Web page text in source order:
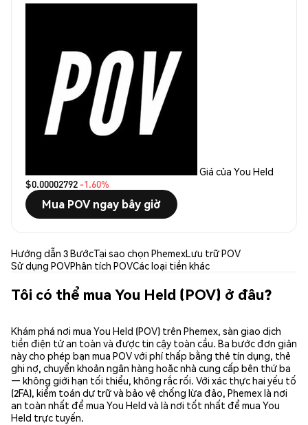
Giá của You Held
$0.00002792 -1.60%
Mua POV ngay bây giờ
Hướng dẫn 3 BướcTại sao chọn PhemexLưu trữ POV
Sử dụng POVPhân tích POVCác loại tiền khác
Tôi có thể mua You Held (POV) ở đâu?
Khám phá nơi mua You Held (POV) trên Phemex, sàn giao dịch
tiền điện tử an toàn và được tin cậy toàn cầu. Ba bước đơn giản
này cho phép bạn mua POV với phí thấp bằng thẻ tín dụng, thẻ
ghi nợ, chuyển khoản ngân hàng hoặc nhà cung cấp bên thứ ba
— không giới hạn tối thiểu, không rắc rối. Với xác thực hai yếu tố
(2FA), kiểm toán dự trữ và bảo vệ chống lừa đảo, Phemex là nơi
an toàn nhất để mua You Held và là nơi tốt nhất để mua You
Held trực tuyến.